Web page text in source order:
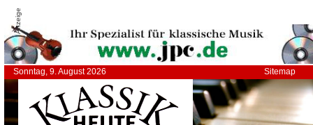
Anzeige
Sonntag, 9. August 2026 Sitemap